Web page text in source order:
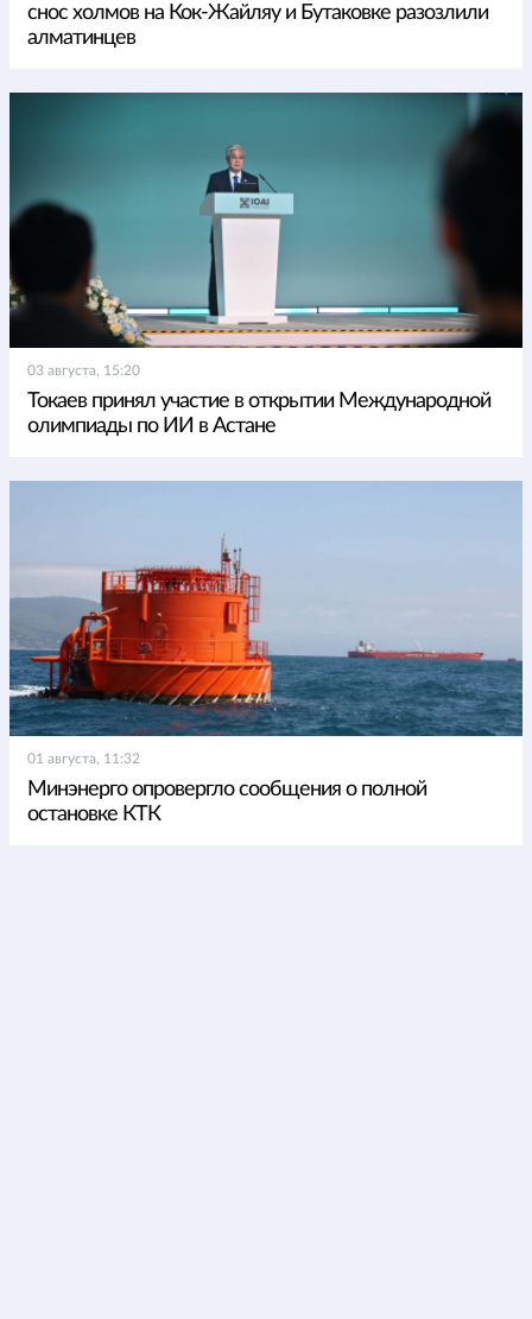
снос холмов на Кок-Жайляу и Бутаковке разозлили
алматинцев
03 августа, 15:20
Токаев принял участие в открытии Международной
олимпиады по ИИ в Астане
01 августа, 11:32
Минэнерго опровергло сообщения о полной
остановке КТК